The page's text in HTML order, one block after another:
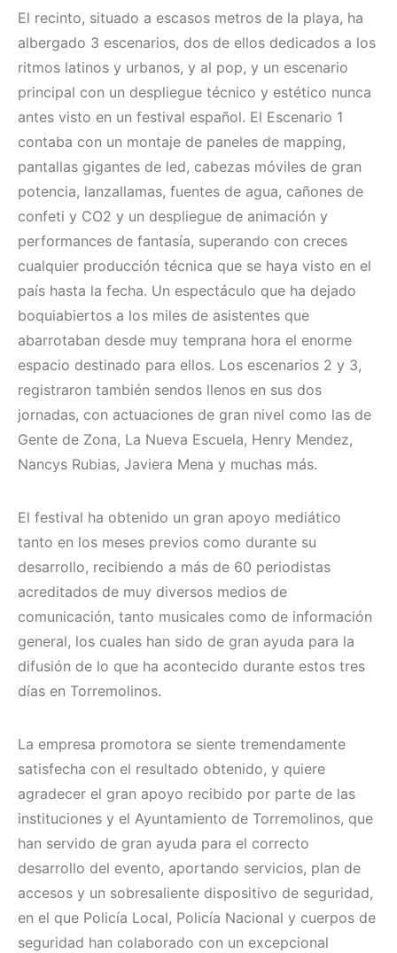
El recinto, situado a escasos metros de la playa, ha
albergado 3 escenarios, dos de ellos dedicados a los
ritmos latinos y urbanos, y al pop, y un escenario
principal con un despliegue técnico y estético nunca
antes visto en un festival español. El Escenario 1
contaba con un montaje de paneles de mapping,
pantallas gigantes de led, cabezas móviles de gran
potencia, lanzallamas, fuentes de agua, cañones de
confeti y CO2 y un despliegue de animación y
performances de fantasía, superando con creces
cualquier producción técnica que se haya visto en el
país hasta la fecha. Un espectáculo que ha dejado
boquiabiertos a los miles de asistentes que
abarrotaban desde muy temprana hora el enorme
espacio destinado para ellos. Los escenarios 2 y 3,
registraron también sendos llenos en sus dos
jornadas, con actuaciones de gran nivel como las de
Gente de Zona, La Nueva Escuela, Henry Mendez,
Nancys Rubias, Javiera Mena y muchas más.
El festival ha obtenido un gran apoyo mediático
tanto en los meses previos como durante su
desarrollo, recibiendo a más de 60 periodistas
acreditados de muy diversos medios de
comunicación, tanto musicales como de información
general, los cuales han sido de gran ayuda para la
difusión de lo que ha acontecido durante estos tres
días en Torremolinos.
La empresa promotora se siente tremendamente
satisfecha con el resultado obtenido, y quiere
agradecer el gran apoyo recibido por parte de las
instituciones y el Ayuntamiento de Torremolinos, que
han servido de gran ayuda para el correcto
desarrollo del evento, aportando servicios, plan de
accesos y un sobresaliente dispositivo de seguridad,
en el que Policía Local, Policía Nacional y cuerpos de
seguridad han colaborado con un excepcional